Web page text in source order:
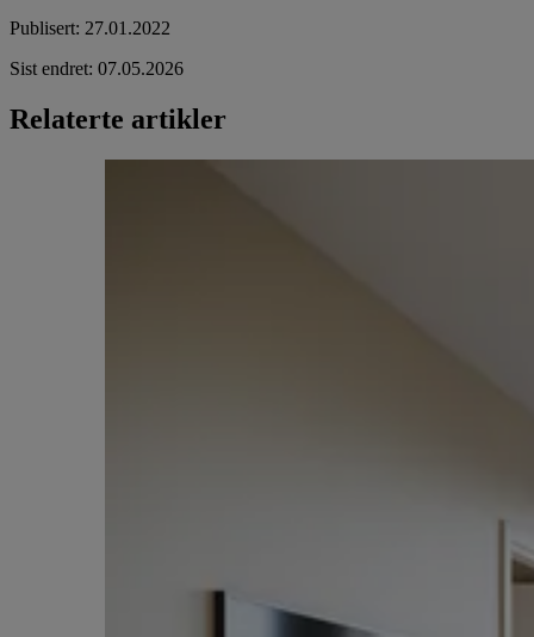
Publisert: 27.01.2022
Sist endret: 07.05.2026
Relaterte artikler